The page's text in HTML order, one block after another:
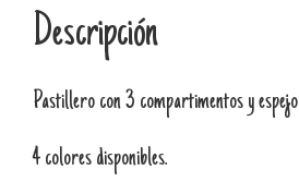
Descripción
Pastillero con 3 compartimentos y espejo
4 colores disponibles.